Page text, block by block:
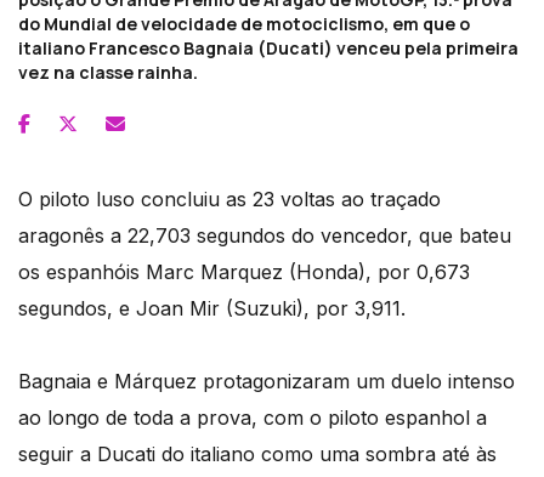
do Mundial de velocidade de motociclismo, em que o
italiano Francesco Bagnaia (Ducati) venceu pela primeira
vez na classe rainha.
O piloto luso concluiu as 23 voltas ao traçado
aragonês a 22,703 segundos do vencedor, que bateu
os espanhóis Marc Marquez (Honda), por 0,673
segundos, e Joan Mir (Suzuki), por 3,911.
Bagnaia e Márquez protagonizaram um duelo intenso
ao longo de toda a prova, com o piloto espanhol a
seguir a Ducati do italiano como uma sombra até às